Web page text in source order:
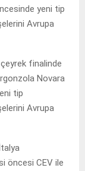
yeni tip
Avrupa
finalinde
Novara
tip
Avrupa
öncesi CEV ile